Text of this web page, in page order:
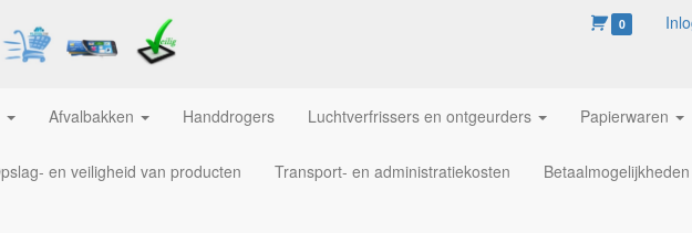
0
Afvalbakken Handdrogers Luchtverfrissers en ontgeurders Papierwaren
en veiligheid van producten Transport- en administratiekosten Betaalmogelijkheden